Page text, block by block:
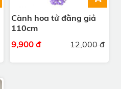
Cành hoa tử đằng giả
110cm
12,000 đ
9,900 đ